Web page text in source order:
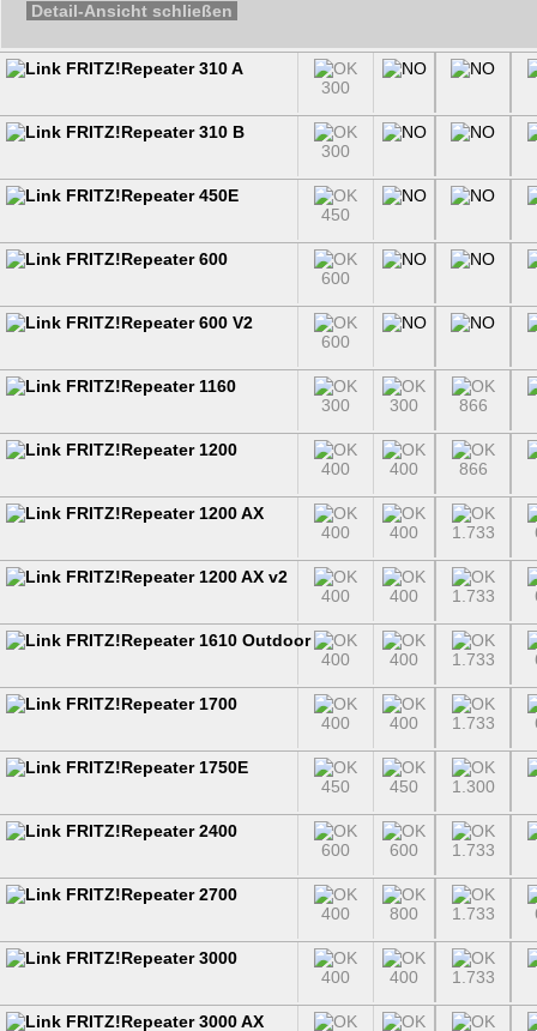
Detail-Ansicht schließen
FRITZ!Repeater 310 A
300
FRITZ!Repeater 310 B
300
FRITZ!Repeater 450E
450
FRITZ!Repeater 600
600
FRITZ!Repeater 600 V2
600
FRITZ!Repeater 1160
300
300 866
FRITZ!Repeater 1200
400
400 866
FRITZ!Repeater 1200 AX
400
400 1.733
FRITZ!Repeater 1200 AX v2
400
400 1.733
FRITZ!Repeater 1610 Outdoor
400
400 1.733
FRITZ!Repeater 1700
400
400 1.733
FRITZ!Repeater 1750E
450
450 1.300
FRITZ!Repeater 2400
600
600 1.733
FRITZ!Repeater 2700
400
800 1.733
FRITZ!Repeater 3000
400
400 1.733
FRITZ!Repeater 3000 AX